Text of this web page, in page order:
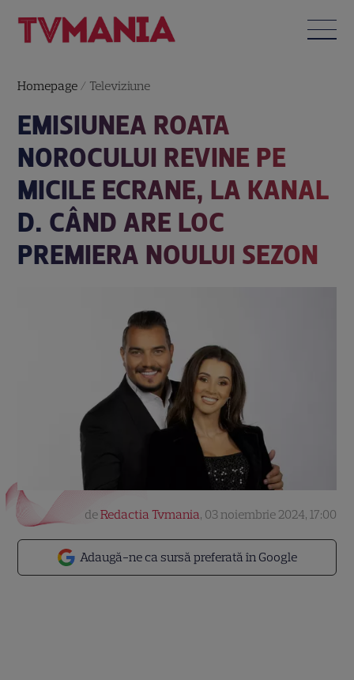
Homepage / Televiziune
EMISIUNEA ROATA
NOROCULUI REVINE PE
MICILE ECRANE, LA KANAL
D. CÂND ARE LOC
PREMIERA NOULUI SEZON
Adaugă-ne ca sursă preferată în Google
deRedactia Tvmania, 03 noiembrie 2024, 17:00